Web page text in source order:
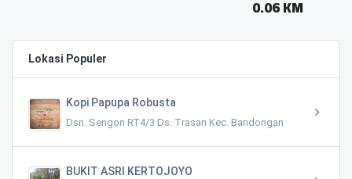
Lokasi Populer
Kopi Papupa Robusta
Dsn. Sengon RT4/3 Ds. Trasan Kec. Bandongan
BUKIT ASRI KERTOJOYO